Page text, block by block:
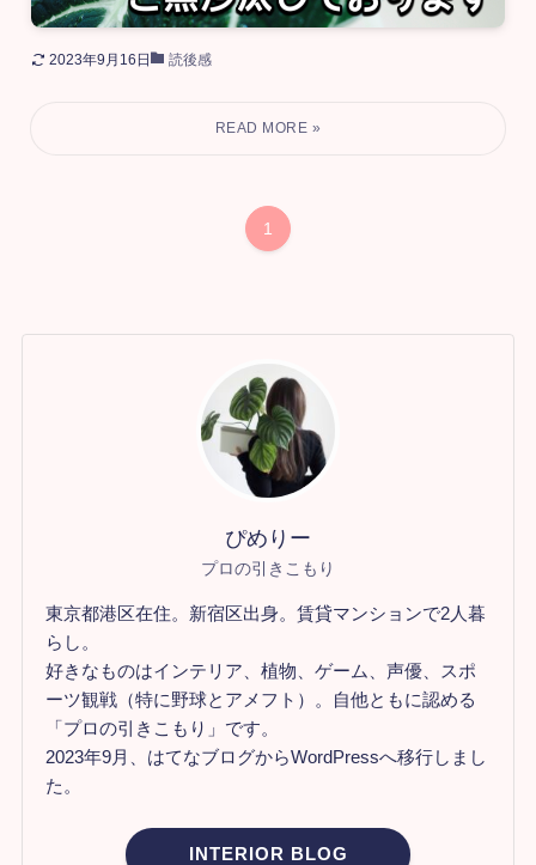
2023年9月16日 読後感
1
ぴめりー
プロの引きこもり
東京都港区在住。新宿区出身。賃貸マンションで2人暮
らし。
好きなものはインテリア、植物、ゲーム、声優、スポ
ーツ観戦（特に野球とアメフト）。自他ともに認める
「プロの引きこもり」です。
2023年9月、はてなブログからWordPressへ移行しまし
た。
INTERIOR BLOG